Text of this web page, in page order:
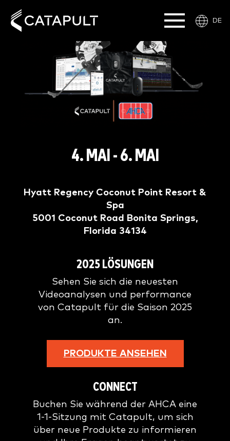
DE
4. MAI - 6. MAI
Hyatt Regency Coconut Point Resort &
Spa
5001 Coconut Road Bonita Springs,
Florida 34134
2025 LÖSUNGEN
Sehen Sie sich die neuesten
Videoanalysen und performance
von Catapult für die Saison 2025
an.
PRODUKTE ANSEHEN
CONNECT
Buchen Sie während der AHCA eine
1-1-Sitzung mit Catapult, um sich
über neue Produkte zu informieren